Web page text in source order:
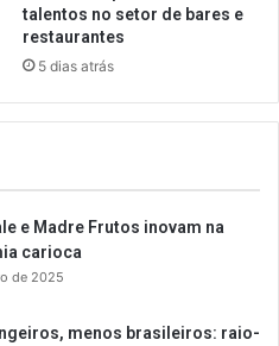
talentos no setor de bares e
restaurantes
5 dias atrás
e Madre Frutos inovam na
carioca
de 2025
menos brasileiros: raio-